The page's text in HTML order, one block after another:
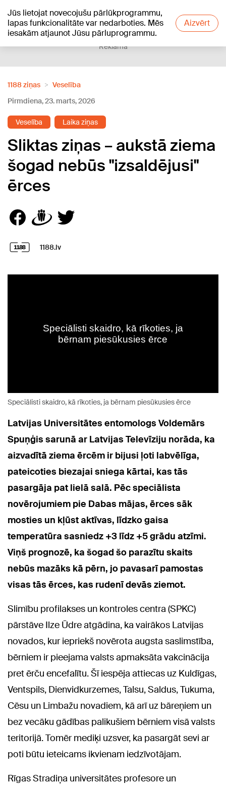
Jūs lietojat novecojušu pārlūkprogrammu,
lapas funkcionalitāte var nedarboties. Mēs
iesakām atjaunot Jūsu pārluprogrammu.
Aizvērt
+21°C
Reklāma
1188 ziņas
Veselība
Pirmdiena, 23. marts, 2026
Veselība Laika ziņas
Sliktas ziņas – aukstā ziema
šogad nebūs "izsaldējusi"
ērces
1188.lv
Speciālisti skaidro, kā rīkoties, ja bērnam piesūkusies ērce
Latvijas Universitātes entomologs Voldemārs
Spuņģis sarunā ar Latvijas Televīziju norāda, ka
aizvadītā ziema ērcēm ir bijusi ļoti labvēlīga,
pateicoties biezajai sniega kārtai, kas tās
pasargāja pat lielā salā. Pēc speciālista
novērojumiem pie Dabas mājas, ērces sāk
mosties un kļūst aktīvas, līdzko gaisa
temperatūra sasniedz +3 līdz +5 grādu atzīmi.
Viņš prognozē, ka šogad šo parazītu skaits
nebūs mazāks kā pērn, jo pavasarī pamostas
visas tās ērces, kas rudenī devās ziemot.
Slimību profilakses un kontroles centra (SPKC)
pārstāve Ilze Ūdre atgādina, ka vairākos Latvijas
novados, kur iepriekš novērota augsta saslimstība,
bērniem ir pieejama valsts apmaksāta vakcinācija
pret ērču encefalītu. Šī iespēja attiecas uz Kuldīgas,
Ventspils, Dienvidkurzemes, Talsu, Saldus, Tukuma,
Cēsu un Limbažu novadiem, kā arī uz bāreņiem un
bez vecāku gādības palikušiem bērniem visā valsts
teritorijā. Tomēr mediķi uzsver, ka pasargāt sevi ar
poti būtu ieteicams ikvienam iedzīvotājam.
Rīgas Stradiņa universitātes profesore un